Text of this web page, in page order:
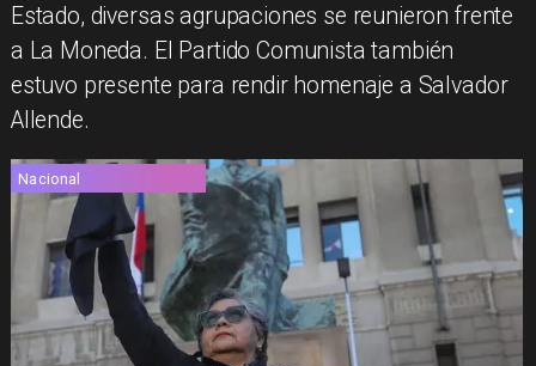
Estado, diversas agrupaciones se reunieron frente
a La Moneda. El Partido Comunista también
estuvo presente para rendir homenaje a Salvador
Allende.
Nacional